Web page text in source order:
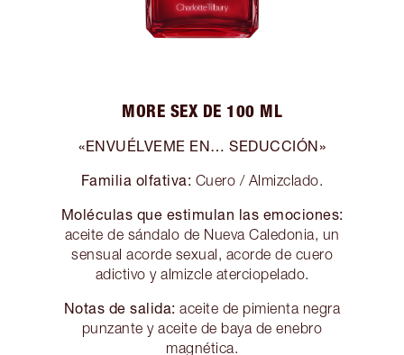
MORE SEX DE 100 ML
«ENVUÉLVEME EN… SEDUCCIÓN»
Familia olfativa: Cuero / Almizclado.
Moléculas que estimulan las emociones:
aceite de sándalo de Nueva Caledonia, un
sensual acorde sexual, acorde de cuero
adictivo y almizcle aterciopelado.
Notas de salida: aceite de pimienta negra
punzante y aceite de baya de enebro
magnética.